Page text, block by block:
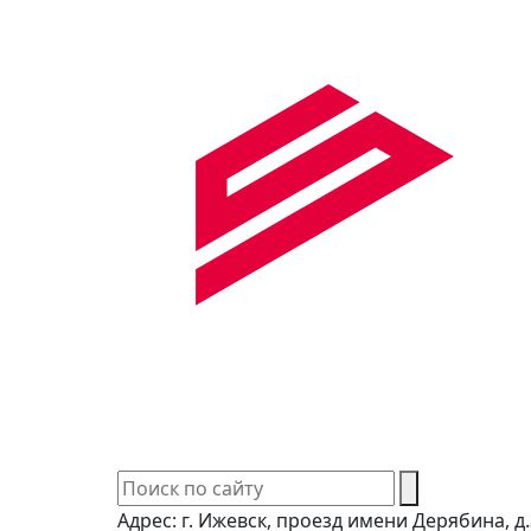
Адрес: г. Ижевск, проезд имени Дерябина,